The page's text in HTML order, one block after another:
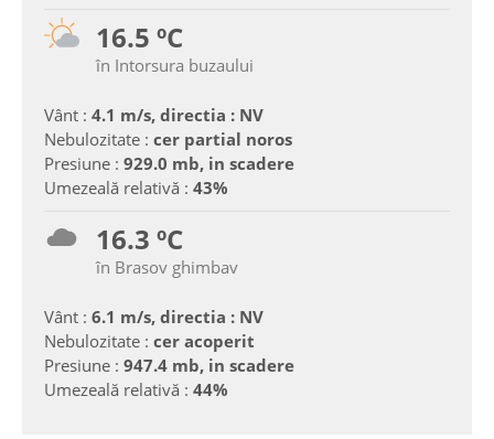
16.5 ºC
în Intorsura buzaului
Vânt : 4.1 m/s, directia : NV
Nebulozitate : cer partial noros
Presiune : 929.0 mb, in scadere
Umezeală relativă : 43%
16.3 ºC
în Brasov ghimbav
Vânt : 6.1 m/s, directia : NV
Nebulozitate : cer acoperit
Presiune : 947.4 mb, in scadere
Umezeală relativă : 44%